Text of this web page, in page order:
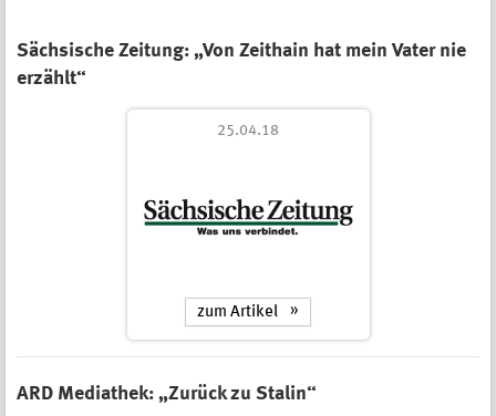
Sächsische Zeitung: „Von Zeithain hat mein Vater nie
erzählt“
25.04.18
zum Artikel
ARD Mediathek: „Zurück zu Stalin“